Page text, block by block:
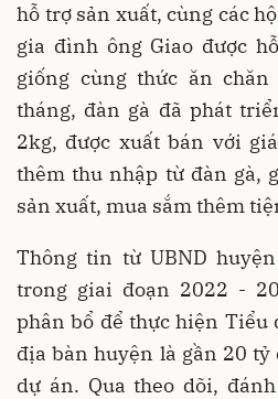
hỗ trợ sản xuất, cùng các
gia đình ông Giao được
giống cùng thức ăn
tháng, đàn gà đã phát
2kg, được xuất bán với
thêm thu nhập từ đàn gà,
sản xuất, mua sắm thêm
Thông tin từ UBND
trong giai đoạn 2022 -
phân bổ để thực hiện Tiểu
địa bàn huyện là gần 20
dự án. Qua theo dõi,